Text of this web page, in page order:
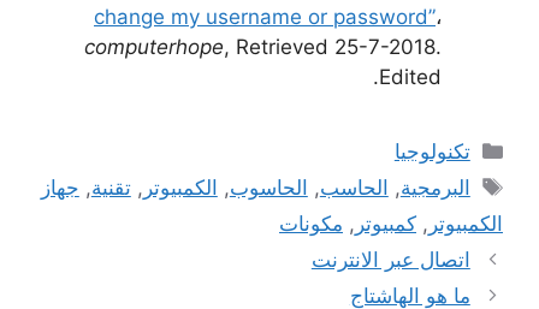
change my username or password”،
computerhope, Retrieved 25-7-2018.
Edited.
التصنيفات
تكنولوجيا
الوسوم
البرمجية, الحاسب, الحاسوب, الكمبيوتر ,تقنية, جهاز
الكمبيوتر , كمبيوتر , مكونات
اتصال عبر الانترنت
ما هو الهاشتاج